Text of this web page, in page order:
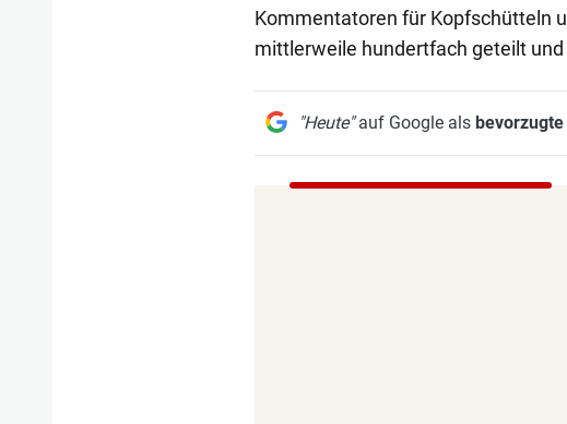
Kommentatoren für Kopfschütteln
mittlerweile hundertfach geteilt
"Heute"auf Google als bevorzugte